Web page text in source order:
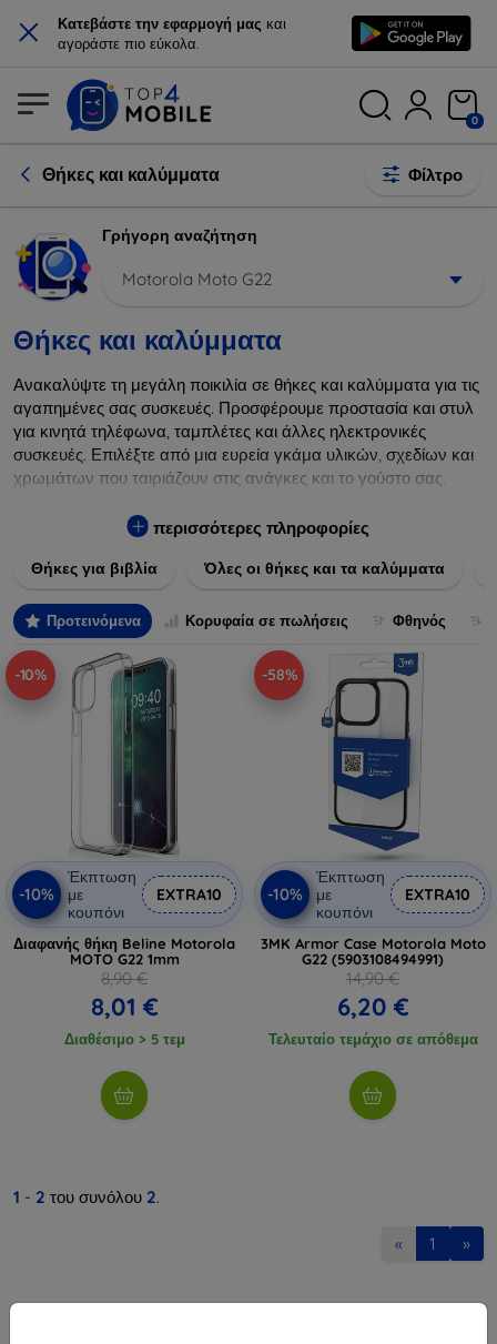
× Κατεβάστε την εφαρμογή μας και
αγοράστε πιο εύκολα.
0
Θήκες και καλύμματα Φίλτρο
Γρήγορη αναζήτηση
Motorola Moto G22
Θήκες και καλύμματα
Ανακαλύψτε τη μεγάλη ποικιλία σε θήκες και καλύμματα για τις
αγαπημένες σας συσκευές. Προσφέρουμε προστασία και στυλ
για κινητά τηλέφωνα, ταμπλέτες και άλλες ηλεκτρονικές
συσκευές. Επιλέξτε από μια ευρεία γκάμα υλικών, σχεδίων και
χρωμάτων που ταιριάζουν στις ανάγκες και το γούστο σας.
πτώσεις και άλλες φθορές, ενώ παράλληλα δίνετε ένα
και τη διάρκεια ζωής των συσκευών σας με τις κορυφαίες
περισσότερες πληροφορίες
Θήκες για βιβλία Όλες οι θήκες και τα καλύμματα
Προτεινόμενα Κορυφαία σε πωλήσεις Φθηνός
-10%
-10%
Έκπτωση
με
κουπόνι
EXTRA10
Διαφανής θήκη Beline Motorola
MOTO G22 1mm
8,90 €
8,01 €
Διαθέσιμο > 5 τεμ
-58%
-10%
Έκπτωση
με
κουπόνι
EXTRA10
3MK Armor Case Motorola Moto
G22 (5903108494991)
14,90 €
6,20 €
Τελευταίο τεμάχιο σε απόθεμα
1 - 2 του συνόλου 2.
« 1 »